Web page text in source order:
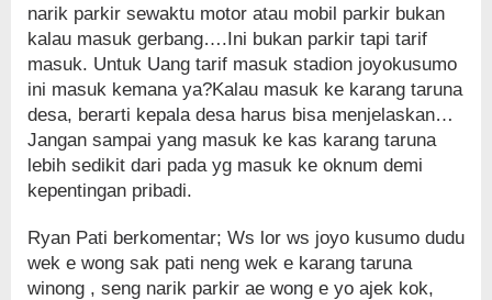
narik parkir sewaktu motor atau mobil parkir bukan
kalau masuk gerbang….Ini bukan parkir tapi tarif
masuk. Untuk Uang tarif masuk stadion joyokusumo
ini masuk kemana ya?Kalau masuk ke karang taruna
desa, berarti kepala desa harus bisa menjelaskan…
Jangan sampai yang masuk ke kas karang taruna
lebih sedikit dari pada yg masuk ke oknum demi
kepentingan pribadi.
Ryan Pati berkomentar; Ws lor ws joyo kusumo dudu
wek e wong sak pati neng wek e karang taruna
winong , seng narik parkir ae wong e yo ajek kok,